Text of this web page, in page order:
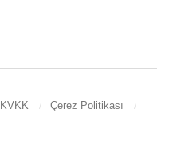
KVKK
Çerez Politikası